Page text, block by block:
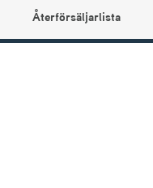
Återförsäljarlista